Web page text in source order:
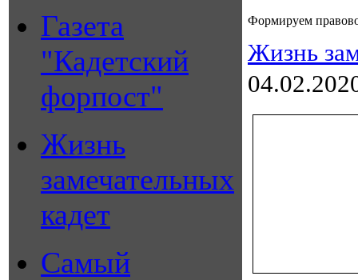
Газета
"Кадетский
форпост"
Жизнь
замечательных
кадет
Самый
Формируем
Жизнь